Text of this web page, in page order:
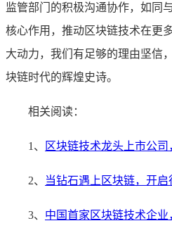
监管部门的积极沟通协作，如同
核心作用，推动区块链技术在更
大动力，我们有足够的理由坚信
块链时代的辉煌史诗。
相关阅读：
1、 区块链技术龙头上市公
2、 当钻石遇上区块链，开
3、 中国首家区块链技术企